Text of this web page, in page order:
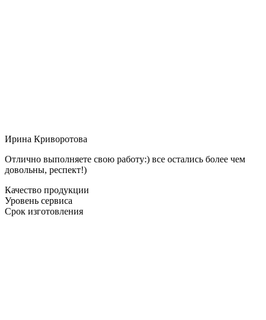
Ирина Криворотова
Отлично выполняете свою работу:) все остались более чем
довольны, респект!)
Качество продукции
Уровень сервиса
Срок изготовления